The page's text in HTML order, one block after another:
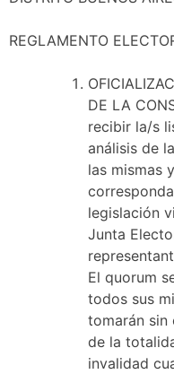
REGLAMENTO
DE LA
recibir la/s
análisis de
las mismas
legislación
Junta
El quorum
todos sus
tomarán sin
de la
invalidad